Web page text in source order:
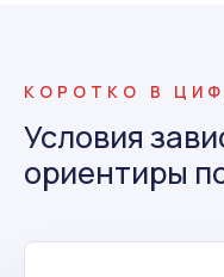
КОРОТКО В
Условия
ориентиры